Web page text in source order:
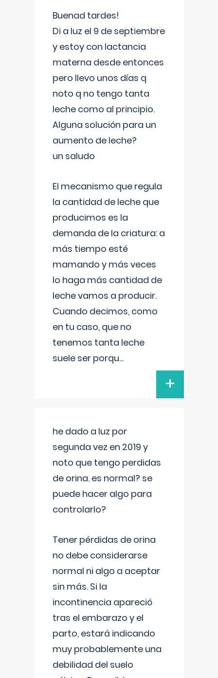
Buenad tardes!
Di a luz el 9 de septiembre
y estoy con lactancia
materna desde entonces
pero llevo unos días q
noto q no tengo tanta
leche como al principio.
Alguna solución para un
aumento de leche?
un saludo
El mecanismo que regula
la cantidad de leche que
producimos es la
demanda de la criatura: a
más tiempo esté
mamando y más veces
lo haga más cantidad de
leche vamos a producir.
Cuando decimos, como
en tu caso, que no
tenemos tanta leche
suele ser porqu...
+
he dado a luz por
segunda vez en 2019 y
noto que tengo perdidas
de orina. es normal? se
puede hacer algo para
controlarlo?
Tener pérdidas de orina
no debe considerarse
normal ni algo a aceptar
sin más. Si la
incontinencia apareció
tras el embarazo y el
parto, estará indicando
muy probablemente una
debilidad del suelo